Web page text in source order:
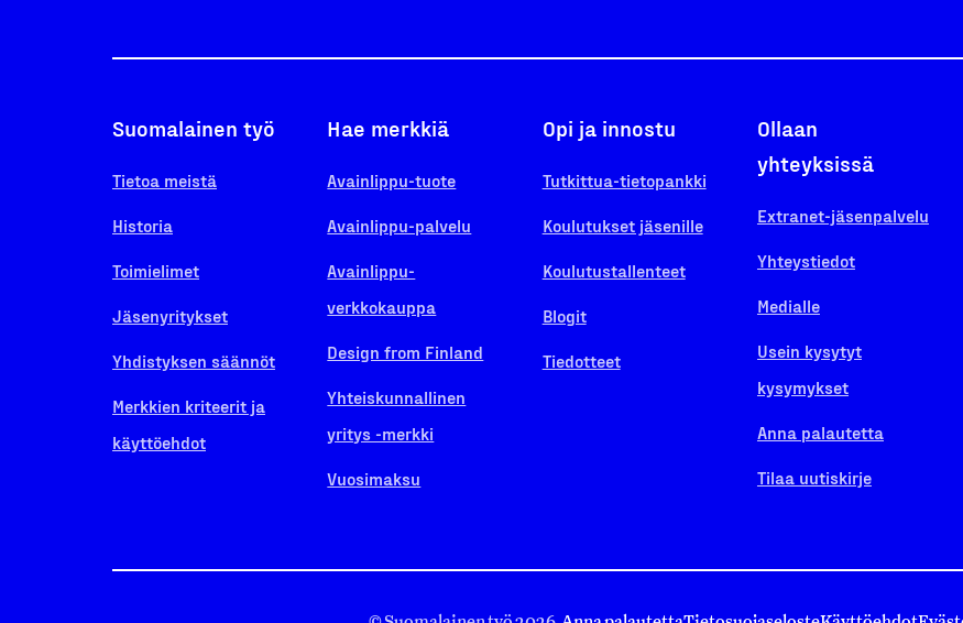
Suomalainen työ
Tietoa meistä
Historia
Toimielimet
Jäsenyritykset
Yhdistyksen säännöt
Merkkien kriteerit ja
käyttöehdot
Hae merkkiä
Avainlippu-tuote
Avainlippu-palvelu
Avainlippu-
verkkokauppa
Design from Finland
Yhteiskunnallinen
yritys -merkki
Vuosimaksu
Opi ja innostu
Tutkittua-tietopankki
Koulutukset jäsenille
Koulutustallenteet
Blogit
Tiedotteet
Ollaan
yhteyksissä
Extranet-jäsenpalvelu
Yhteystiedot
Medialle
Usein kysytyt
kysymykset
Anna palautetta
Tilaa uutiskirje